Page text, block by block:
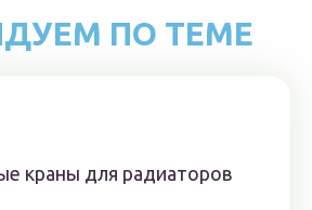
ПО ТЕМЕ
краны для радиаторов